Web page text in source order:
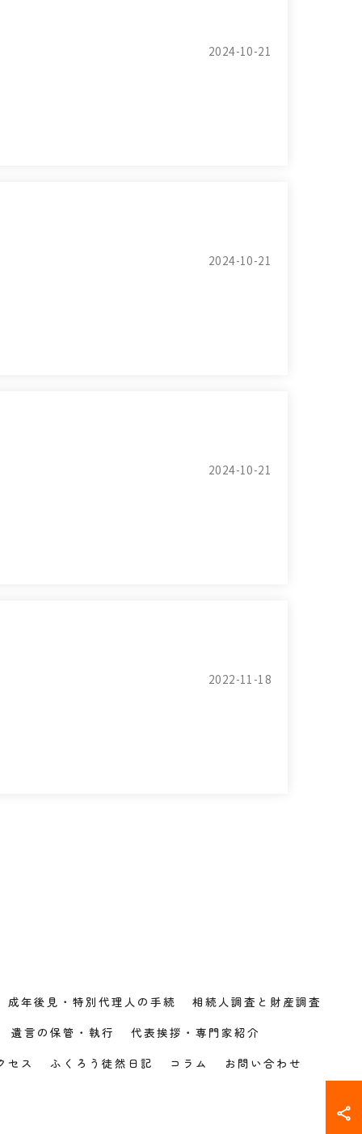
2024-10-21
2024-10-21
2024-10-21
2022-11-18
成年後見・特別代理人の手続
相続人調査と財産調査
遺言の保管・執行
代表挨拶・専門家紹介
セス ふくろう徒然日記 コラム
お問い合わせ